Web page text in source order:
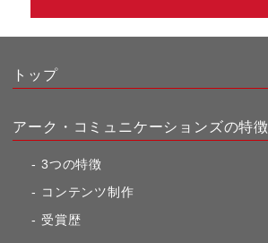
トップ
アーク・コミュニケーションズの特徴
3つの特徴
コンテンツ制作
受賞歴